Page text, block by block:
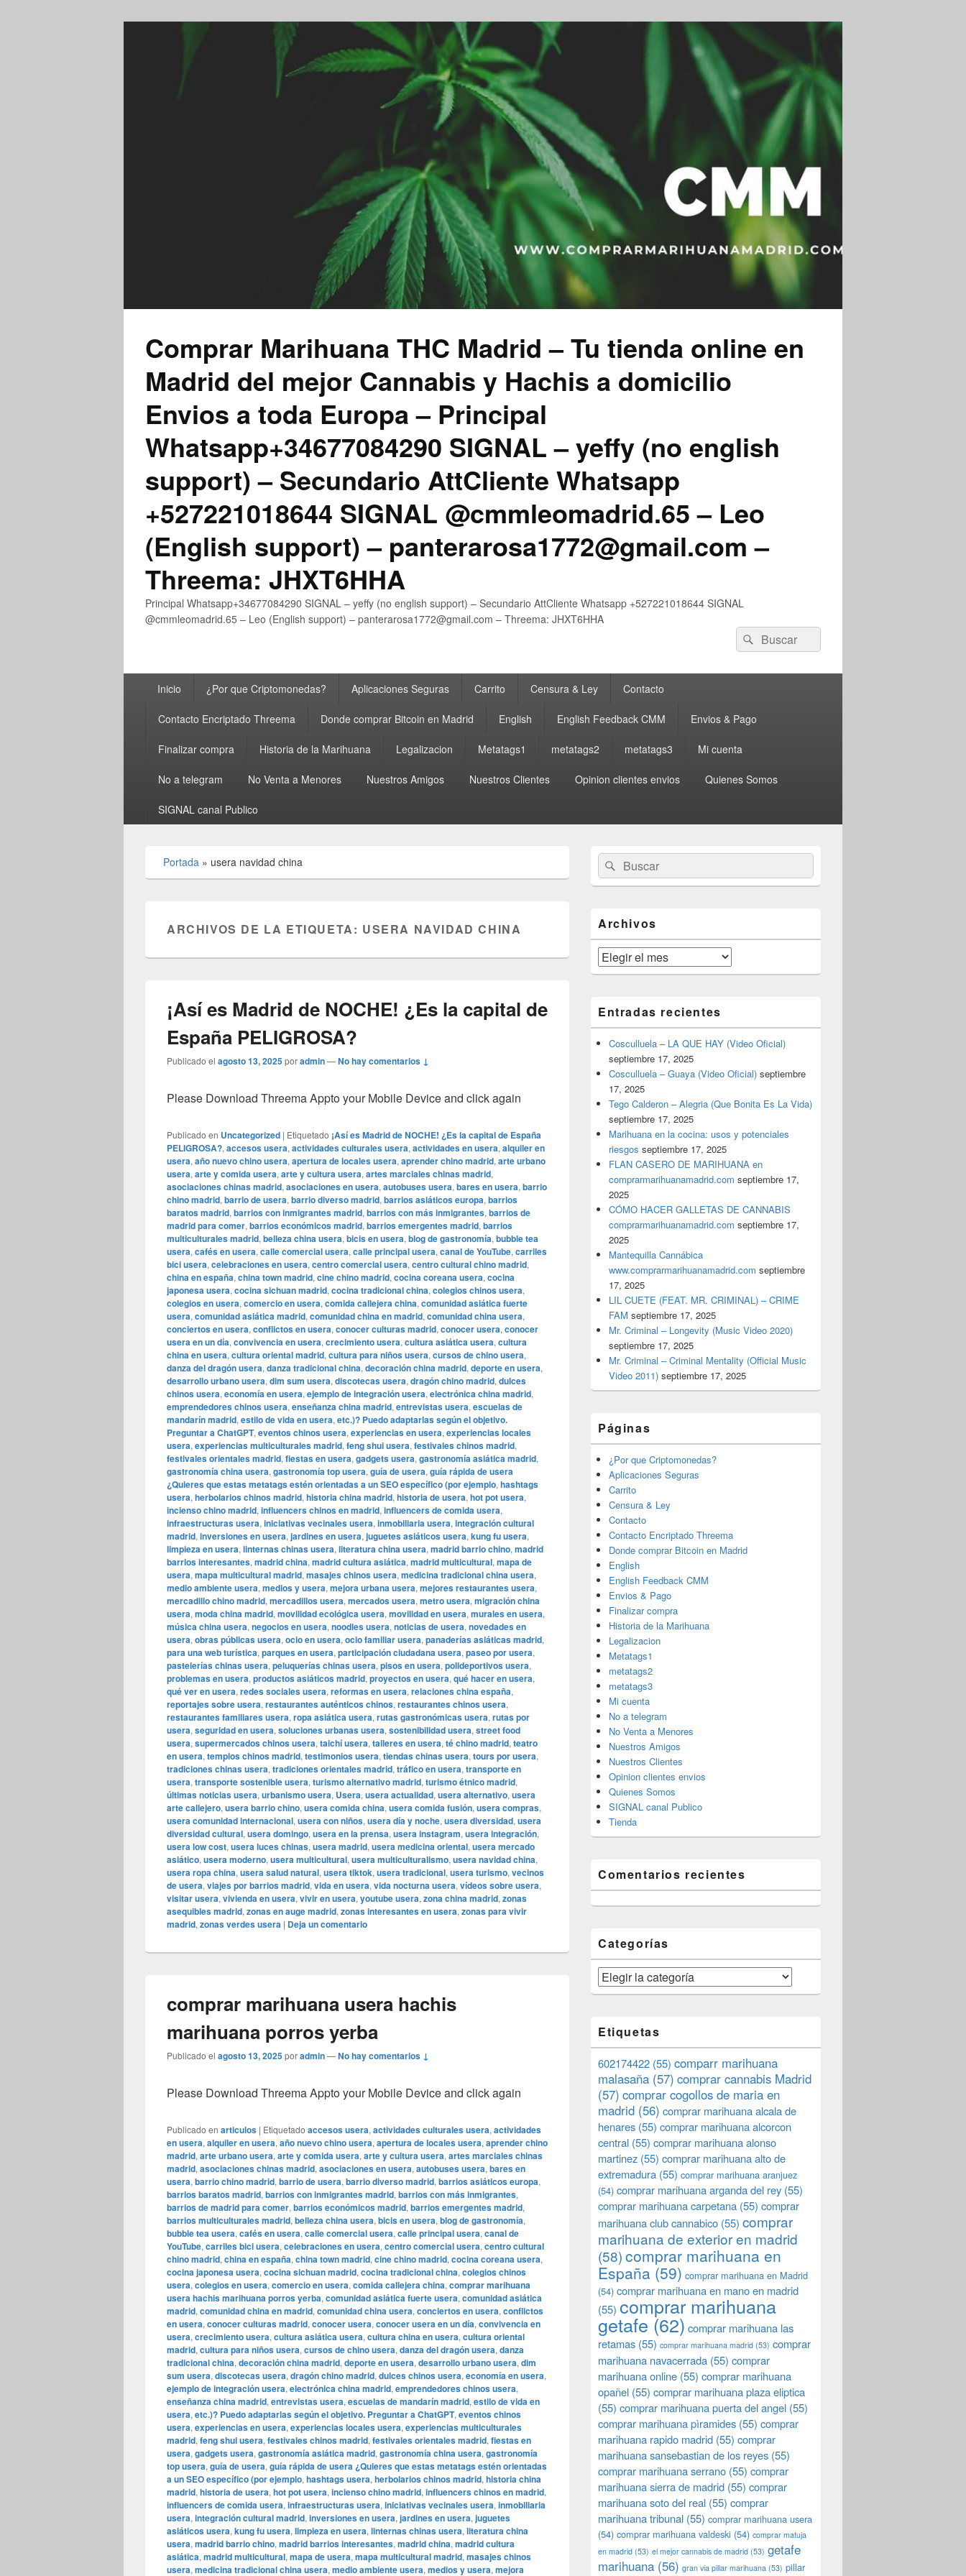
Comprar Marihuana THC Madrid – Tu tienda online en
Madrid del mejor Cannabis y Hachis a domicilio
Envios a toda Europa – Principal
Whatsapp+34677084290 SIGNAL – yeffy (no english
support) – Secundario AttCliente Whatsapp
+527221018644 SIGNAL @cmmleomadrid.65 – Leo
(English support) – panterarosa1772@gmail.com –
Threema: JHXT6HHA
Principal Whatsapp+34677084290 SIGNAL – yeffy (no english support) – Secundario AttCliente Whatsapp +527221018644 SIGNAL
@cmmleomadrid.65 – Leo (English support) – panterarosa1772@gmail.com – Threema: JHXT6HHA
Buscar
por:
Buscar
principalInicio ¿Por que Criptomonedas? Aplicaciones Seguras Carrito Censura & Ley Contacto
Contacto Encriptado Threema Donde comprar Bitcoin en Madrid English English Feedback CMM Envios & Pago
Finalizar compra Historia de la Marihuana Legalizacion Metatags1 metatags2 metatags3 Mi cuenta
No a telegram No Venta a Menores Nuestros Amigos Nuestros Clientes Opinion clientes envios Quienes Somos
SIGNAL canal Publico
Portada » usera navidad china
ARCHIVOS DE LA ETIQUETA: USERA NAVIDAD CHINA
¡Así es Madrid de NOCHE! ¿Es la capital de
España PELIGROSA?
Publicado el agosto 13, 2025poradmin—No hay comentarios ↓
Please Download Threema Appto your Mobile Device and click again
Publicado en Uncategorized | Etiquetado ¡Así es Madrid de NOCHE! ¿Es la capital de España
PELIGROSA?, accesos usera, actividades culturales usera, actividades en usera, alquiler en
usera, año nuevo chino usera, apertura de locales usera, aprender chino madrid, arte urbano
usera, arte y comida usera, arte y cultura usera, artes marciales chinas madrid,
asociaciones chinas madrid, asociaciones en usera, autobuses usera, bares en usera, barrio
chino madrid, barrio de usera, barrio diverso madrid, barrios asiáticos europa, barrios
baratos madrid, barrios con inmigrantes madrid, barrios con más inmigrantes, barrios de
madrid para comer, barrios económicos madrid, barrios emergentes madrid, barrios
multiculturales madrid, belleza china usera, bicis en usera, blog de gastronomía, bubble tea
usera, cafés en usera, calle comercial usera, calle principal usera, canal de YouTube, carriles
bici usera, celebraciones en usera, centro comercial usera, centro cultural chino madrid,
china en españa, china town madrid, cine chino madrid, cocina coreana usera, cocina
japonesa usera, cocina sichuan madrid, cocina tradicional china, colegios chinos usera,
colegios en usera, comercio en usera, comida callejera china, comunidad asiática fuerte
usera, comunidad asiática madrid, comunidad china en madrid, comunidad china usera,
conciertos en usera, conflictos en usera, conocer culturas madrid, conocer usera, conocer
usera en un día, convivencia en usera, crecimiento usera, cultura asiática usera, cultura
china en usera, cultura oriental madrid, cultura para niños usera, cursos de chino usera,
danza del dragón usera, danza tradicional china, decoración china madrid, deporte en usera,
desarrollo urbano usera, dim sum usera, discotecas usera, dragón chino madrid, dulces
chinos usera, economía en usera, ejemplo de integración usera, electrónica china madrid,
emprendedores chinos usera, enseñanza china madrid, entrevistas usera, escuelas de
mandarín madrid, estilo de vida en usera, etc.)? Puedo adaptarlas según el objetivo.
Preguntar a ChatGPT, eventos chinos usera, experiencias en usera, experiencias locales
usera, experiencias multiculturales madrid, feng shui usera, festivales chinos madrid,
festivales orientales madrid, fiestas en usera, gadgets usera, gastronomía asiática madrid,
gastronomía china usera, gastronomía top usera, guía de usera, guía rápida de usera
¿Quieres que estas metatags estén orientadas a un SEO específico (por ejemplo, hashtags
usera, herbolarios chinos madrid, historia china madrid, historia de usera, hot pot usera,
incienso chino madrid, influencers chinos en madrid, influencers de comida usera,
infraestructuras usera, iniciativas vecinales usera, inmobiliaria usera, integración cultural
madrid, inversiones en usera, jardines en usera, juguetes asiáticos usera, kung fu usera,
limpieza en usera, linternas chinas usera, literatura china usera, madrid barrio chino, madrid
barrios interesantes, madrid china, madrid cultura asiática, madrid multicultural, mapa de
usera, mapa multicultural madrid, masajes chinos usera, medicina tradicional china usera,
medio ambiente usera, medios y usera, mejora urbana usera, mejores restaurantes usera,
mercadillo chino madrid, mercadillos usera, mercados usera, metro usera, migración china
usera, moda china madrid, movilidad ecológica usera, movilidad en usera, murales en usera,
música china usera, negocios en usera, noodles usera, noticias de usera, novedades en
usera, obras públicas usera, ocio en usera, ocio familiar usera, panaderías asiáticas madrid,
para una web turística, parques en usera, participación ciudadana usera, paseo por usera,
pastelerías chinas usera, peluquerías chinas usera, pisos en usera, polideportivos usera,
problemas en usera, productos asiáticos madrid, proyectos en usera, qué hacer en usera,
qué ver en usera, redes sociales usera, reformas en usera, relaciones china españa,
reportajes sobre usera, restaurantes auténticos chinos, restaurantes chinos usera,
restaurantes familiares usera, ropa asiática usera, rutas gastronómicas usera, rutas por
usera, seguridad en usera, soluciones urbanas usera, sostenibilidad usera, street food
usera, supermercados chinos usera, taichí usera, talleres en usera, té chino madrid, teatro
en usera, templos chinos madrid, testimonios usera, tiendas chinas usera, tours por usera,
tradiciones chinas usera, tradiciones orientales madrid, tráfico en usera, transporte en
usera, transporte sostenible usera, turismo alternativo madrid, turismo étnico madrid,
últimas noticias usera, urbanismo usera, Usera, usera actualidad, usera alternativo, usera
arte callejero, usera barrio chino, usera comida china, usera comida fusión, usera compras,
usera comunidad internacional, usera con niños, usera día y noche, usera diversidad, usera
diversidad cultural, usera domingo, usera en la prensa, usera instagram, usera integración,
usera low cost, usera luces chinas, usera madrid, usera medicina oriental, usera mercado
asiático, usera moderno, usera multicultural, usera multiculturalismo, usera navidad china,
usera ropa china, usera salud natural, usera tiktok, usera tradicional, usera turismo, vecinos
de usera, viajes por barrios madrid, vida en usera, vida nocturna usera, vídeos sobre usera,
visitar usera, vivienda en usera, vivir en usera, youtube usera, zona china madrid, zonas
asequibles madrid, zonas en auge madrid, zonas interesantes en usera, zonas para vivir
madrid, zonas verdes usera | Deja un comentario
comprar marihuana usera hachis
marihuana porros yerba
Publicado el agosto 13, 2025poradmin—No hay comentarios ↓
Please Download Threema Appto your Mobile Device and click again
Publicado en articulos | Etiquetado accesos usera, actividades culturales usera, actividades
en usera, alquiler en usera, año nuevo chino usera, apertura de locales usera, aprender chino
madrid, arte urbano usera, arte y comida usera, arte y cultura usera, artes marciales chinas
madrid, asociaciones chinas madrid, asociaciones en usera, autobuses usera, bares en
usera, barrio chino madrid, barrio de usera, barrio diverso madrid, barrios asiáticos europa,
barrios baratos madrid, barrios con inmigrantes madrid, barrios con más inmigrantes,
barrios de madrid para comer, barrios económicos madrid, barrios emergentes madrid,
barrios multiculturales madrid, belleza china usera, bicis en usera, blog de gastronomía,
bubble tea usera, cafés en usera, calle comercial usera, calle principal usera, canal de
YouTube, carriles bici usera, celebraciones en usera, centro comercial usera, centro cultural
chino madrid, china en españa, china town madrid, cine chino madrid, cocina coreana usera,
cocina japonesa usera, cocina sichuan madrid, cocina tradicional china, colegios chinos
usera, colegios en usera, comercio en usera, comida callejera china, comprar marihuana
usera hachis marihuana porros yerba, comunidad asiática fuerte usera, comunidad asiática
madrid, comunidad china en madrid, comunidad china usera, conciertos en usera, conflictos
en usera, conocer culturas madrid, conocer usera, conocer usera en un día, convivencia en
usera, crecimiento usera, cultura asiática usera, cultura china en usera, cultura oriental
madrid, cultura para niños usera, cursos de chino usera, danza del dragón usera, danza
tradicional china, decoración china madrid, deporte en usera, desarrollo urbano usera, dim
sum usera, discotecas usera, dragón chino madrid, dulces chinos usera, economía en usera,
ejemplo de integración usera, electrónica china madrid, emprendedores chinos usera,
enseñanza china madrid, entrevistas usera, escuelas de mandarín madrid, estilo de vida en
usera, etc.)? Puedo adaptarlas según el objetivo. Preguntar a ChatGPT, eventos chinos
usera, experiencias en usera, experiencias locales usera, experiencias multiculturales
madrid, feng shui usera, festivales chinos madrid, festivales orientales madrid, fiestas en
usera, gadgets usera, gastronomía asiática madrid, gastronomía china usera, gastronomía
top usera, guía de usera, guía rápida de usera ¿Quieres que estas metatags estén orientadas
a un SEO específico (por ejemplo, hashtags usera, herbolarios chinos madrid, historia china
madrid, historia de usera, hot pot usera, incienso chino madrid, influencers chinos en madrid,
influencers de comida usera, infraestructuras usera, iniciativas vecinales usera, inmobiliaria
usera, integración cultural madrid, inversiones en usera, jardines en usera, juguetes
asiáticos usera, kung fu usera, limpieza en usera, linternas chinas usera, literatura china
usera, madrid barrio chino, madrid barrios interesantes, madrid china, madrid cultura
asiática, madrid multicultural, mapa de usera, mapa multicultural madrid, masajes chinos
usera, medicina tradicional china usera, medio ambiente usera, medios y usera, mejora
área
de
widget
lateral
primaria
Buscar
por:
Buscar
Archivos
Archivos
Entradas recientes
Cosculluela – LA QUE HAY (Video Oficial)
septiembre 17, 2025
Cosculluela – Guaya (Video Oficial) septiembre
17, 2025
Tego Calderon – Alegria (Que Bonita Es La Vida)
septiembre 17, 2025
Marihuana en la cocina: usos y potenciales
riesgos septiembre 17, 2025
FLAN CASERO DE MARIHUANA en
comprarmarihuanamadrid.com septiembre 17,
2025
CÓMO HACER GALLETAS DE CANNABIS
comprarmarihuanamadrid.com septiembre 17,
2025
Mantequilla Cannábica
www.comprarmarihuanamadrid.com septiembre
17, 2025
LIL CUETE (FEAT. MR. CRIMINAL) – CRIME
FAM septiembre 17, 2025
Mr. Criminal – Longevity (Music Video 2020)
septiembre 17, 2025
Mr. Criminal – Criminal Mentality (Official Music
Video 2011) septiembre 17, 2025
Páginas
¿Por que Criptomonedas?
Aplicaciones Seguras
Carrito
Censura & Ley
Contacto
Contacto Encriptado Threema
Donde comprar Bitcoin en Madrid
English
English Feedback CMM
Envios & Pago
Finalizar compra
Historia de la Marihuana
Legalizacion
Metatags1
metatags2
metatags3
Mi cuenta
No a telegram
No Venta a Menores
Nuestros Amigos
Nuestros Clientes
Opinion clientes envios
Quienes Somos
SIGNAL canal Publico
Tienda
Comentarios recientes
Categorías
Categorías
Etiquetas
602174422 (55) comparr marihuana
malasaña (57) comprar cannabis Madrid
(57) comprar cogollos de maria en
madrid (56) comprar marihuana alcala de
henares (55) comprar marihuana alcorcon
central (55) comprar marihuana alonso
martinez (55) comprar marihuana alto de
extremadura (55) comprar marihuana aranjuez
(54) comprar marihuana arganda del rey (55)
comprar marihuana carpetana (55) comprar
marihuana club cannabico (55) comprar
marihuana de exterior en madrid
(58)comprar marihuana en
España (59) comprar marihuana en Madrid
(54) comprar marihuana en mano en madrid
(55) comprar marihuana
getafe (62) comprar marihuana las
retamas (55) comprar marihuana madrid (53) comprar
marihuana navacerrada (55) comprar
marihuana online (55) comprar marihuana
opañel (55) comprar marihuana plaza eliptica
(55) comprar marihuana puerta del angel (55)
comprar marihuana pìramides (55) comprar
marihuana rapido madrid (55) comprar
marihuana sansebastian de los reyes (55)
comprar marihuana serrano (55) comprar
marihuana sierra de madrid (55) comprar
marihuana soto del real (55) comprar
marihuana tribunal (55) comprar marihuana usera
(54) comprar marihuana valdeski (54) comprar matuja
en madrid (53) el mejor cannabis de madrid (53) getafe
marihuana (56) gran via pillar marihuana (53) pillar